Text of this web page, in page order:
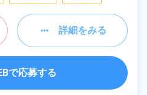
詳細をみる
で応募する